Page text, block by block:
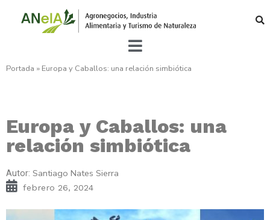
Portada » Europa y Caballos: una relación simbiótica
Europa y Caballos: una
relación simbiótica
Autor: Santiago Nates Sierra
febrero 26, 2024